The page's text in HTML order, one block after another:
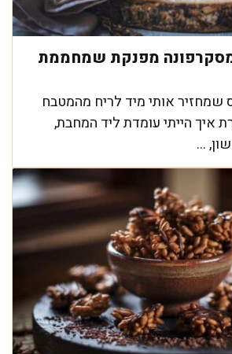
מסקרפונה מפנקת שמחממת
שמחזיר אותי מיד לריח מהמטבח
איך הייתי עומדת ליד המחבת,
...